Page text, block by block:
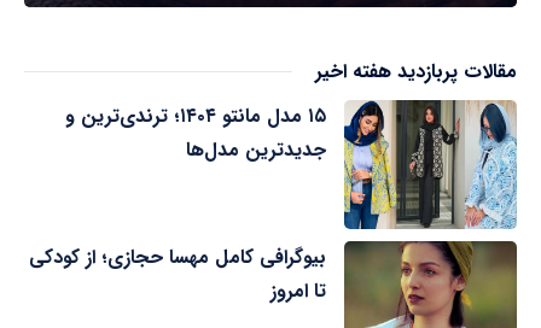
مقالات پربازدید هفته اخیر
۱۵ مدل مانتو ۱۴۰۴؛ ترندی‌ترین و
جدیدترین مدل‌ها
بیوگرافی کامل مهسا حجازی؛ از کودکی
تا امروز